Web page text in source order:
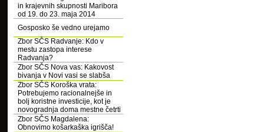
in krajevnih skupnosti Maribora
od 19. do 23. maja 2014
Gosposko še vedno urejamo
Zbor SČS Radvanje: Kdo v
mestu zastopa interese
Radvanja?
Zbor SČS Nova vas: Kakovost
bivanja v Novi vasi se slabša
Zbor SČS Koroška vrata:
Potrebujemo racionalnejše in
bolj koristne investicije, kot je
novogradnja doma mestne četrti
Zbor SČS Magdalena:
Obnovimo košarkaška igrišča!